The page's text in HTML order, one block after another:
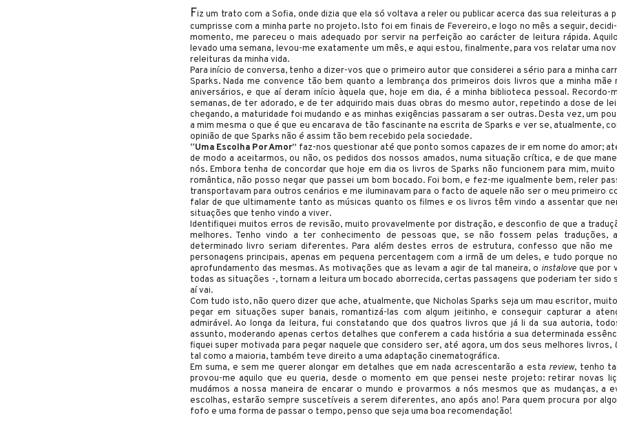
Fiz um trato com a Sofia, onde dizia que ela só voltava a reler ou publicar acerca das sua releituras a
cumprisse com a minha parte no projeto. Isto foi em finais de Fevereiro, e logo no mês a seguir,
momento, me pareceu o mais adequado por servir na perfeição ao carácter de leitura rápida.
levado uma semana, levou-me exatamente um mês, e aqui estou, finalmente, para vos relatar uma
releituras da minha vida.
Para início de conversa, tenho a dizer-vos que o primeiro autor que considerei a sério para a minha
Sparks. Nada me convence tão bem quanto a lembrança dos primeiros dois livros que a minha
aniversários, e que aí deram início àquela que, hoje em dia, é a minha biblioteca pessoal.
semanas, de ter adorado, e de ter adquirido mais duas obras do mesmo autor, repetindo a dose de
chegando, a maturidade foi mudando e as minhas exigências passaram a ser outras. Desta vez, um
a mim mesma o que é que eu encarava de tão fascinante na escrita de Sparks e ver se, atualmente,
opinião de que Sparks não é assim tão bem recebido pela sociedade.
“Uma Escolha Por Amor” faz-nos questionar até que ponto somos capazes de ir em nome do amor;
de modo a aceitarmos, ou não, os pedidos dos nossos amados, numa situação crítica, e de que
nós. Embora tenha de concordar que hoje em dia os livros de Sparks não funcionem para mim,
romântica, não posso negar que passei um bom bocado. Foi bom, e fez-me igualmente bem, reler
transportavam para outros cenários e me iluminavam para o facto de aquele não ser o meu primeiro
falar de que ultimamente tanto as músicas quanto os filmes e os livros têm vindo a assentar que
situações que tenho vindo a viver.
Identifiquei muitos erros de revisão, muito provavelmente por distração, e desconfio de que a
melhores. Tenho vindo a ter conhecimento de pessoas que, se não fossem pelas traduções,
determinado livro seriam diferentes. Para além destes erros de estrutura, confesso que não me
personagens principais, apenas em pequena percentagem com a irmã de um deles, e tudo porque
aprofundamento das mesmas. As motivações que as levam a agir de tal maneira, o instaloveque por
todas as situações -, tornam a leitura um bocado aborrecida, certas passagens que poderiam ter sido
aí vai.
Com tudo isto, não quero dizer que ache, atualmente, que Nicholas Sparks seja um mau escritor,
pegar em situações super banais, romantizá-las com algum jeitinho, e conseguir capturar a
admirável. Ao longa da leitura, fui constatando que dos quatros livros que já li da sua autoria,
assunto, moderando apenas certos detalhes que conferem a cada história a sua determinada
fiquei super motivada para pegar naquele que considero ser, até agora, um dos seus melhores livros,
tal como a maioria, também teve direito a uma adaptação cinematográfica.
Em suma, e sem me querer alongar em detalhes que em nada acrescentarão a esta review, tenho
provou-me aquilo que eu queria, desde o momento em que pensei neste projeto: retirar novas
mudámos a nossa maneira de encarar o mundo e provarmos a nós mesmos que as mudanças, a
escolhas, estarão sempre suscetíveis a serem diferentes, ano após ano! Para quem procura por
fofo e uma forma de passar o tempo, penso que seja uma boa recomendação!